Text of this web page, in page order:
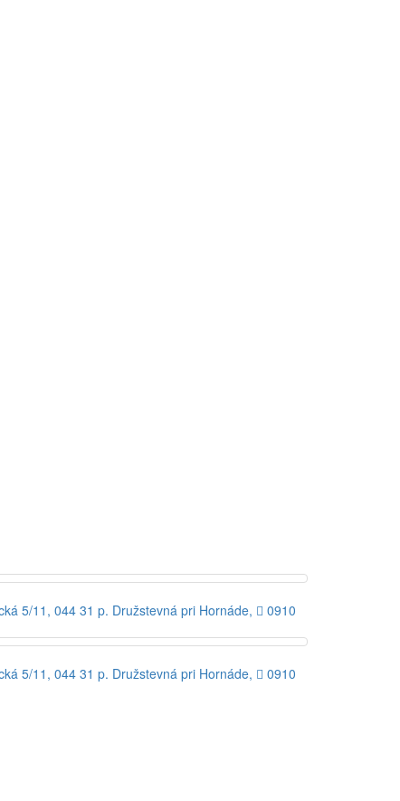
5/11, 044 31 p. Družstevná pri Hornáde,  0910
5/11, 044 31 p. Družstevná pri Hornáde,  0910